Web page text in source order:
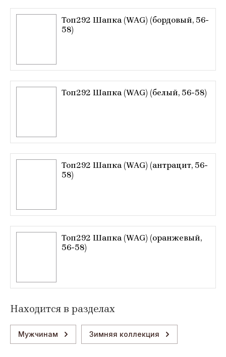
Топ292 Шапка (WAG) (бордовый, 56-
58)
Топ292 Шапка (WAG) (белый, 56-58)
Топ292 Шапка (WAG) (антрацит, 56-
58)
Топ292 Шапка (WAG) (оранжевый,
56-58)
Находится в разделах
Мужчинам Зимняя коллекция